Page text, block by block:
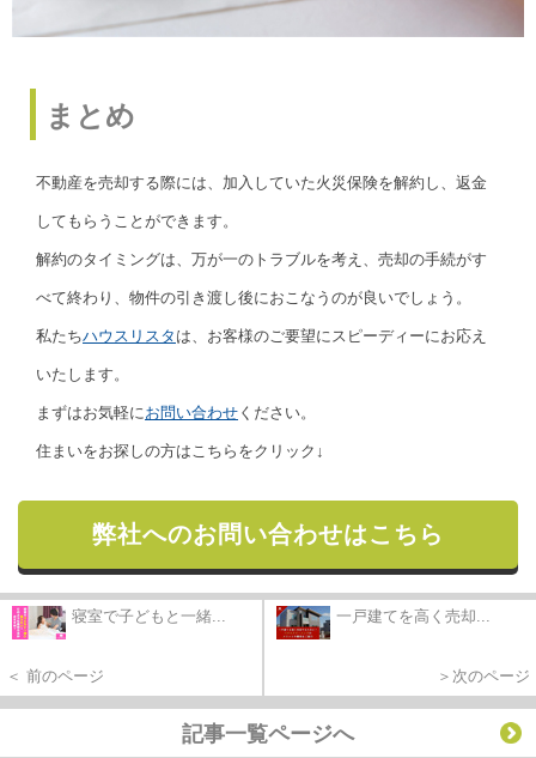
まとめ
不動産を売却する際には、加入していた火災保険を解約し、返金
してもらうことができます。
解約のタイミングは、万が一のトラブルを考え、売却の手続がす
べて終わり、物件の引き渡し後におこなうのが良いでしょう。
私たちハウスリスタ は、お客様のご要望にスピーディーにお応え
いたします。
まずはお気軽にお問い合わせ ください。
住まいをお探しの方はこちらをクリック↓
弊社へのお問い合わせはこちら
寝室で子どもと一緒...
＜ 前のページ
一戸建てを高く売却...
＞次のページ
記事一覧ページへ